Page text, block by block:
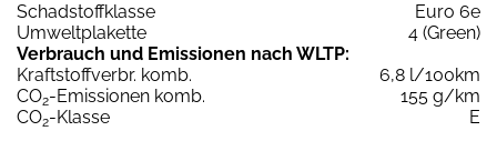
Schadstoffklasse
Euro 6e
Umweltplakette
4 (Green)
Verbrauch und Emissionen nach WLTP:
Kraftstoffverbr. komb.
6,8 l/100km
CO2-Emissionen komb.
155 g/km
CO2-Klasse
E